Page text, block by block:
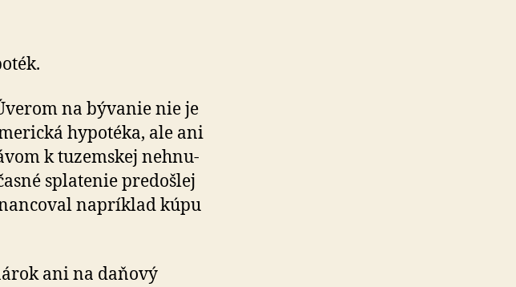
na bývanie nie je
hypo­téka, ale ani
k tu­zem­skej nehnu­
spla­te­nie pre­došlej
napríklad kúpu
ani na da­ňový